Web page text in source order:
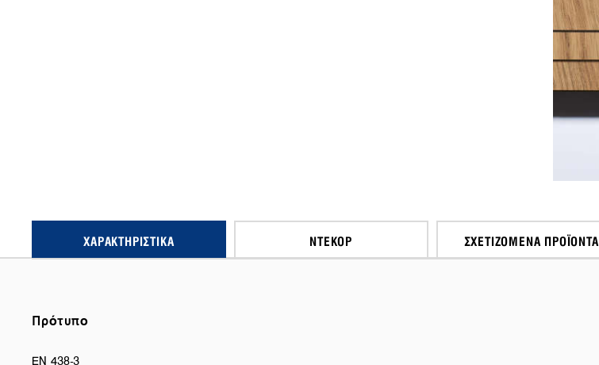
ΧΑΡΑΚΤΗΡΙΣΤΙΚΆ ΝΤΕΚΌΡ ΣΧΕΤΙΖΌΜΕΝΑ ΠΡΟΪΌΝΤΑ
Πρότυπο
EN 438-3